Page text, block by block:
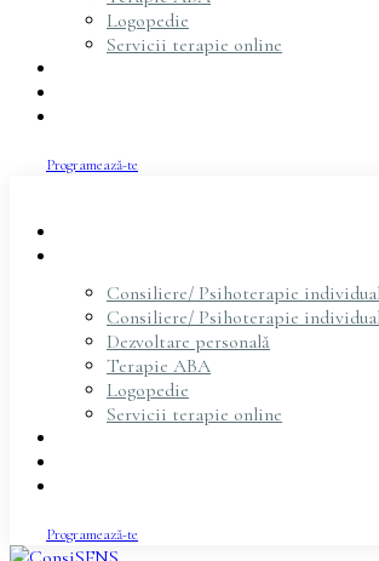
Logopedie
Servicii terapie online
Programează-te
Consiliere/ Psihoterapie
Consiliere/ Psihoterapie
Dezvoltare personală
Terapie ABA
Logopedie
Servicii terapie online
Programează-te